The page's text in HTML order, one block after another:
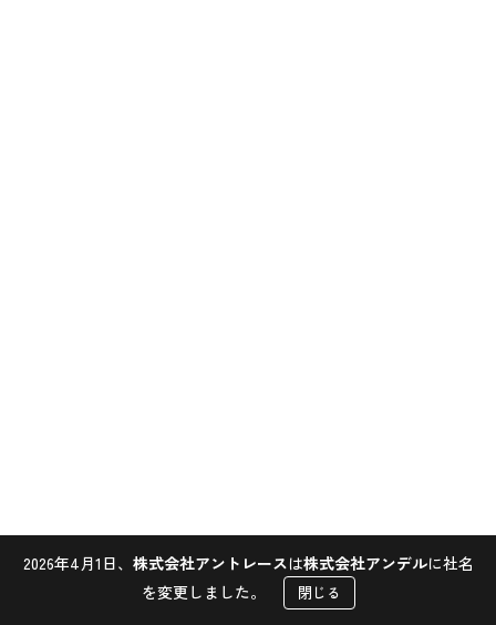
Contact
2026年4月1日、 株式会社アントレースは株式会社アンデルに社名
を変更しました。
閉じる